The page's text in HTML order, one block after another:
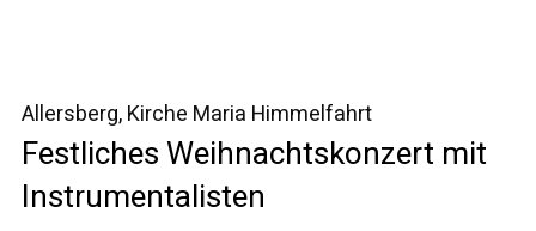
Allersberg, Kirche Maria Himmelfahrt
Festliches Weihnachtskonzert mit
Instrumentalisten